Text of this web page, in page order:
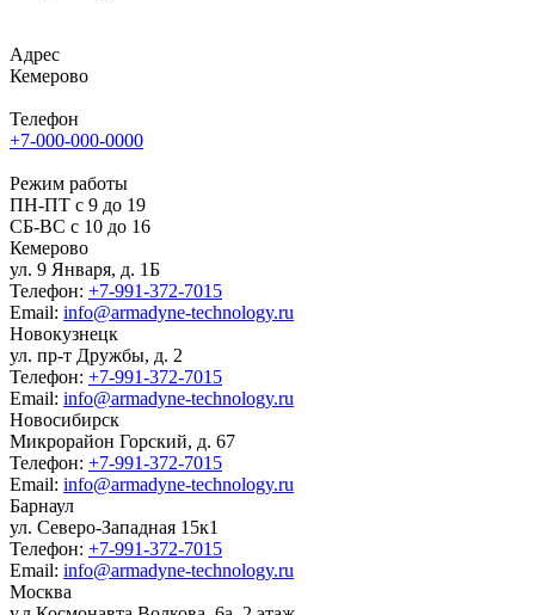
Адрес
Кемерово
Телефон
+7-000-000-0000
Режим работы
ПН-ПТ с 9 до 19
СБ-ВС с 10 до 16
Кемерово
ул. 9 Января, д. 1Б
Телефон: +7-991-372-7015
Email: info@armadyne-technology.ru
Новокузнецк
ул. пр-т Дружбы, д. 2
Телефон: +7-991-372-7015
Email: info@armadyne-technology.ru
Новосибирск
Микрорайон Горский, д. 67
Телефон: +7-991-372-7015
Email: info@armadyne-technology.ru
Барнаул
ул. Северо-Западная 15к1
Телефон: +7-991-372-7015
Email: info@armadyne-technology.ru
Москва